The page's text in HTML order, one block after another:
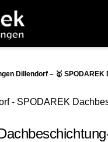
Dillendorf – 🥇